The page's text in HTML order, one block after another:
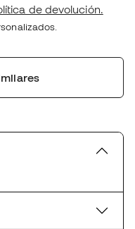
de devolución.